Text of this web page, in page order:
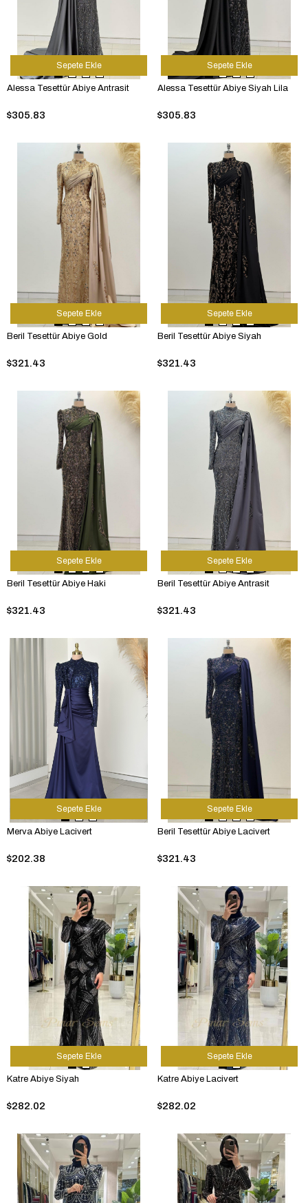
Alessa Tesettür Abiye Antrasit
$305.83
Sepete Ekle
Alessa Tesettür Abiye Siyah Lila
$305.83
Sepete Ekle
Beril Tesettür Abiye Gold
$321.43
Sepete Ekle
Beril Tesettür Abiye Siyah
$321.43
Sepete Ekle
Beril Tesettür Abiye Haki
$321.43
Sepete Ekle
Beril Tesettür Abiye Antrasit
$321.43
Sepete Ekle
Merva Abiye Lacivert
$202.38
Sepete Ekle
Beril Tesettür Abiye Lacivert
$321.43
Sepete Ekle
Katre Abiye Siyah
$282.02
Sepete Ekle
Katre Abiye Lacivert
$282.02
Sepete Ekle